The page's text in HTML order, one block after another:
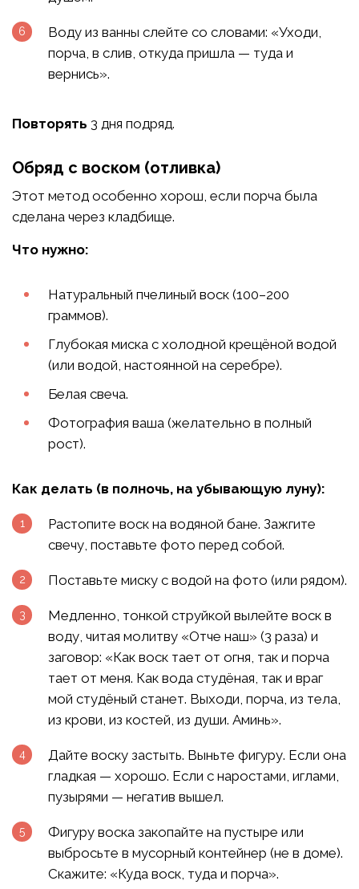
Воду из ванны слейте со словами: «Уходи,
порча, в слив, откуда пришла — туда и
вернись».
Повторять 3 дня подряд.
Обряд с воском (отливка)
Этот метод особенно хорош, если порча была
сделана через кладбище.
Что нужно:
Натуральный пчелиный воск (100–200
граммов).
Глубокая миска с холодной крещёной водой
(или водой, настоянной на серебре).
Белая свеча.
Фотография ваша (желательно в полный
рост).
Как делать (в полночь, на убывающую луну):
Растопите воск на водяной бане. Зажгите
свечу, поставьте фото перед собой.
Поставьте миску с водой на фото (или рядом).
Медленно, тонкой струйкой вылейте воск в
воду, читая молитву «Отче наш» (3 раза) и
заговор: «Как воск тает от огня, так и порча
тает от меня. Как вода студёная, так и враг
мой студёный станет. Выходи, порча, из тела,
из крови, из костей, из души. Аминь».
Дайте воску застыть. Выньте фигуру. Если она
гладкая — хорошо. Если с наростами, иглами,
пузырями — негатив вышел.
Фигуру воска закопайте на пустыре или
выбросьте в мусорный контейнер (не в доме).
Скажите: «Куда воск, туда и порча».